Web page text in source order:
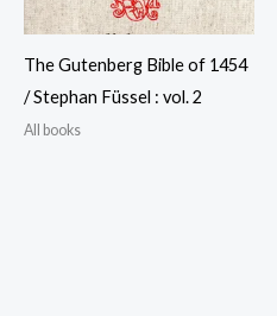
The Gutenberg Bible of 1454
/ Stephan Füssel : vol. 2
All books